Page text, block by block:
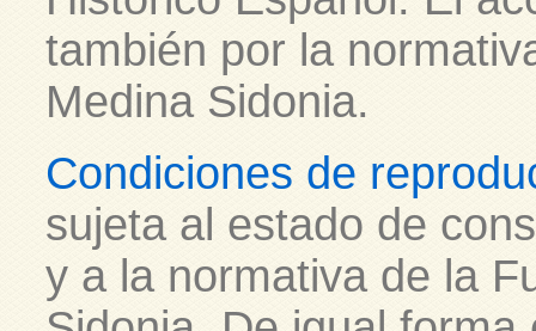
también por la
Medina Sidonia.
Condiciones de
sujeta al estado de
y a la normativa de la